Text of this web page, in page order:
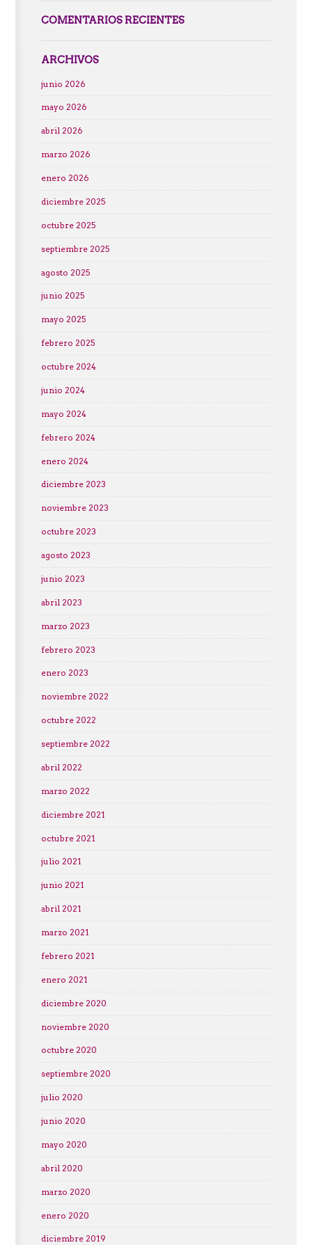
COMENTARIOS RECIENTES
ARCHIVOS
junio 2026
mayo 2026
abril 2026
marzo 2026
enero 2026
diciembre 2025
octubre 2025
septiembre 2025
agosto 2025
junio 2025
mayo 2025
febrero 2025
octubre 2024
junio 2024
mayo 2024
febrero 2024
enero 2024
diciembre 2023
noviembre 2023
octubre 2023
agosto 2023
junio 2023
abril 2023
marzo 2023
febrero 2023
enero 2023
noviembre 2022
octubre 2022
septiembre 2022
abril 2022
marzo 2022
diciembre 2021
octubre 2021
julio 2021
junio 2021
abril 2021
marzo 2021
febrero 2021
enero 2021
diciembre 2020
noviembre 2020
octubre 2020
septiembre 2020
julio 2020
junio 2020
mayo 2020
abril 2020
marzo 2020
enero 2020
diciembre 2019